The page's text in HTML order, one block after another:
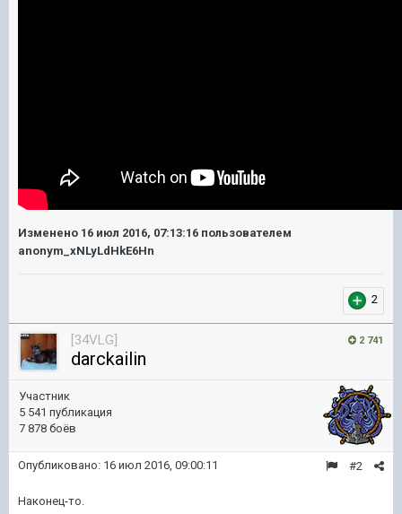
Изменено 16 июл 2016, 07:13:16 пользователем
anonym_xNLyLdHkE6Hn
2
2 741
[34VLG]
darckailin
Участник
5 541 публикация
7 878 боёв
#2
Опубликовано: 16 июл 2016, 09:00:11
Наконец-то.